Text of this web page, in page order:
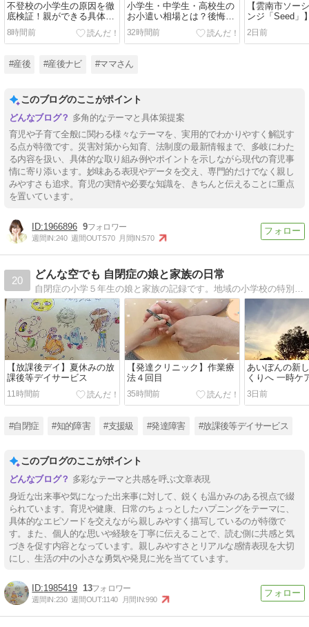
不登校の小学生の原因を徹
底検証！親ができる具体的
な対応策
8時間前
小学生・中学生・高校生の
お小遣い相場とは？後悔し
ない家庭のルールと失敗談
32時間前
【雲南市ソー
ンジ「Seed」
から「次の
る新たな起業
ラムとは？
2日前
#産後 #産後ナビ #ママさん
このブログのここがポイント
多角的なテーマと具体策提案
育児や子育て全般に関わる様々なテーマを、実用的でわかりやすく解説す
る点が特徴です。災害対策から知育、法制度の最新情報まで、多岐にわた
る内容を扱い、具体的な取り組み例やポイントを示しながら現代の育児事
情に寄り添います。妙味ある表現やデータを交え、専門的だけでなく親し
みやすさも追求。育児の実情や必要な知識を、きちんと伝えることに重点
を置いています。
1966896 9
週間IN:240 週間OUT:570 月間IN:570
20
どんな空でも 自閉症の娘と家族の日常
自閉症の小学５年生の娘と家族の記録です。地域の小学校の特別支援学級に在籍しています。
【放課後デイ】夏休みの放
課後等デイサービス
11時間前
【発達クリニック】作業療
法４回目
35時間前
あいぼんの新
くりへ 一時ケ
ステイの面談
た
3日前
#自閉症 #知的障害 #支援級 #発達障害 #放課後等デイサービス
このブログのここがポイント
多彩なテーマと共感を呼ぶ文章表現
身近な出来事や気になった出来事に対して、鋭くも温かみのある視点で綴
られています。育児や健康、日常のちょっとしたハプニングをテーマに、
具体的なエピソードを交えながら親しみやすく描写しているのが特徴で
す。また、個人的な思いや経験を丁寧に伝えることで、読む側に共感と気
づきを促す内容となっています。親しみやすさとリアルな感情表現を大切
にし、生活の中の小さな勇気や発見に光を当てています。
1985419 13
週間IN:230 週間OUT:1140 月間IN:990